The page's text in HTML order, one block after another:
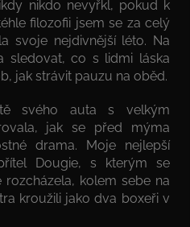
nikdo nevyřkl, pokud k
filozofii jsem se za celý
svoje nejdivnější léto. Na
sledovat, co s lidmi láska
jak strávit pauzu na oběd.
svého auta s velkým
jak se před mýma
drama. Moje nejlepší
Dougie, s kterým se
rozcházela, kolem sebe na
kroužili jako dva boxeři v